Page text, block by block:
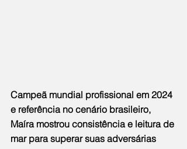
Campeã mundial profissional em 2024
e referência no cenário brasileiro,
Maíra mostrou consistência e leitura de
mar para superar suas adversárias